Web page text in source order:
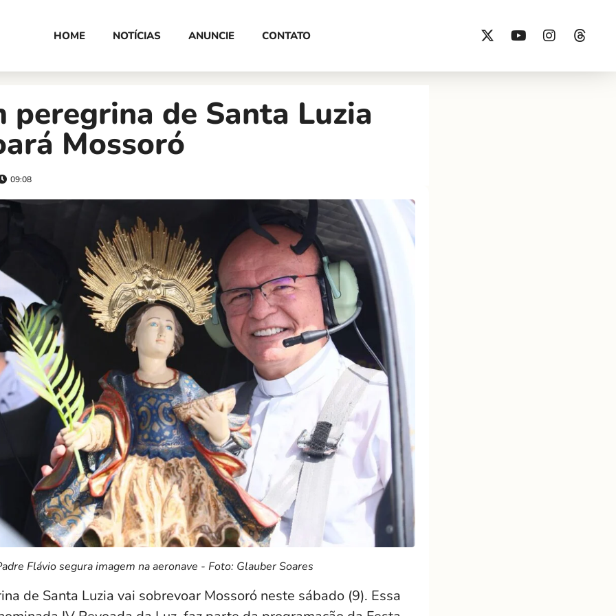
HOME NOTÍCIAS ANUNCIE CONTATO
peregrina de Santa Luzia
Mossoró
09:08
Flávio segura imagem na aeronave - Foto: Glauber Soares
de Santa Luzia vai sobrevoar Mossoró neste sábado (9). Essa